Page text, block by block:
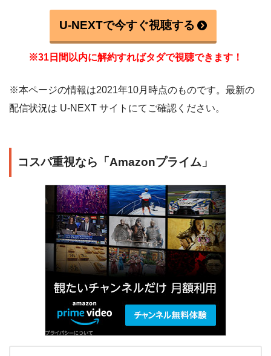
U-NEXTで今すぐ視聴する
※31日間以内に解約すればタダで視聴できます！
※本ページの情報は2021年10月時点のものです。最新の
配信状況は U-NEXT サイトにてご確認ください。
コスパ重視なら「Amazonプライム」